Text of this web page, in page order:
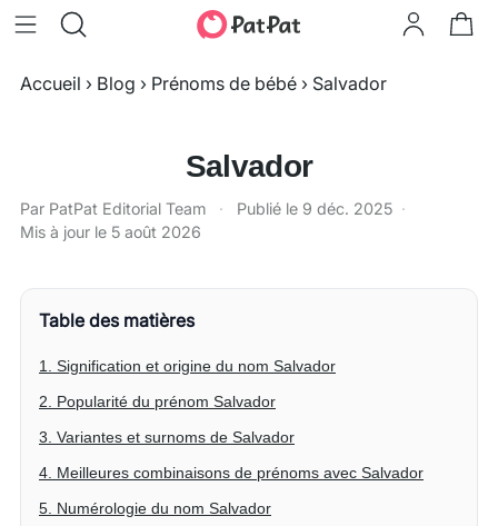
Accueil › Blog › Prénoms de bébé › Salvador
Salvador
Par PatPat Editorial Team · Publié le 9 déc. 2025 ·
Mis à jour le 5 août 2026
Table des matières
1. Signification et origine du nom Salvador
2. Popularité du prénom Salvador
3. Variantes et surnoms de Salvador
4. Meilleures combinaisons de prénoms avec Salvador
5. Numérologie du nom Salvador